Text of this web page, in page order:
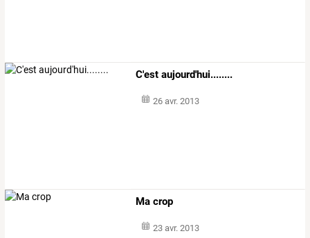
C'est aujourd'hui........
26 avr. 2013
Ma crop
23 avr. 2013